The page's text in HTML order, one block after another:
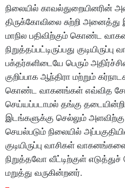
நிலையில் காவல்துறையினரின்
திருக்கோவிலை சுற்றி அனைத்து
மாநில பதிவிற்கும் கொண்ட
நிறுத்தப்பட்டிருப்பது
பக்தர்களிடையே பெரும்
குறிப்பாக ஆந்திரா மற்றும்
கொண்ட வாகனங்கள் எவ்வித
செய்யப்படாமல் தங்கு
இடங்களுக்கு செல்லும்
செயல்படும் நிலையில்
குடியிருப்பு வாசிகள்
நிறுத்தவோ வீட்டிற்குள்
மறுத்து வருகின்றனர்.